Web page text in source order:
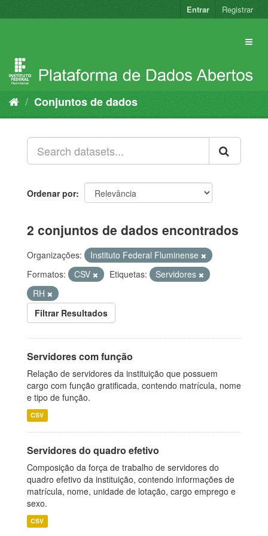
para
Entrar Registrar
Conjuntos de dados
Ordenar por
2 conjuntos de dados encontrados
Organizações:
Instituto Federal Fluminense
Formatos:
CSV Etiquetas:
Servidores
RH
Filtrar Resultados
Servidores com função
Relação de servidores da instituição que possuem
cargo com função gratificada, contendo matrícula, nome
e tipo de função.
CSV
Servidores do quadro efetivo
Composição da força de trabalho de servidores do
quadro efetivo da instituição, contendo informações de
matrícula, nome, unidade de lotação, cargo emprego e
sexo.
CSV